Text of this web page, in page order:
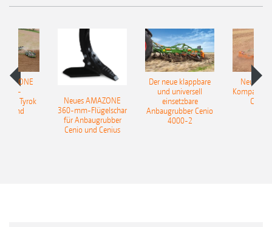
Tyrok
Neues AMAZONE
360-mm-Flügelschar
für Anbaugrubber
Cenio und Cenius
Der neue klappbare
und universell
einsetzbare
Anbaugrubber Cenio
4000-2
Neue